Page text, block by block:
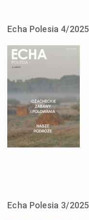
Echa Polesia 4/2025
Echa Polesia 3/2025